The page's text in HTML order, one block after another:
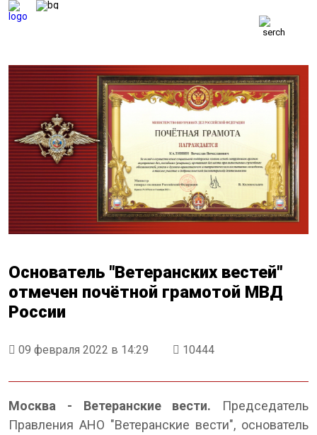
ВЕТЕРАНСКИЕ
БЕЗОПАСНОСТЬ
ОБОРОНА
ЗАКОН
ПОЛИТИКА
ИСТОРИЯ
ОБЩЕСТВО
ЭКОНОМИКА
Основатель "Ветеранских вестей"
отмечен почётной грамотой МВД
России
09 февраля 2022 в 14:29 10444
Москва - Ветеранские вести. Председатель
Правления АНО "Ветеранские вести", основатель